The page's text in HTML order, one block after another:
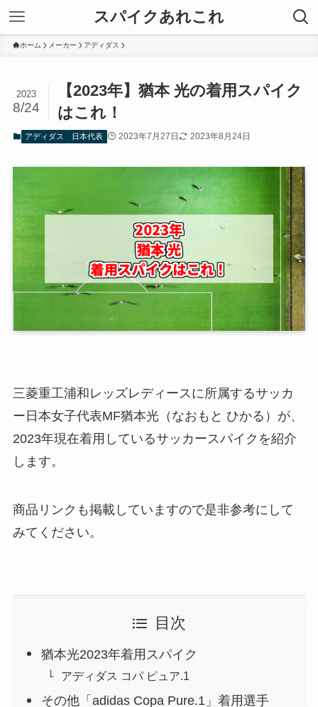
スパイクあれこれ
ホーム メーカー アディダス
【2023年】猶本 光の着用スパイク
はこれ！
2023
8/24
アディダス 日本代表 2023年7月27日 2023年8月24日
三菱重工浦和レッズレディースに所属するサッカ
ー日本女子代表MF猶本光（なおもと ひかる）が、
2023年現在着用しているサッカースパイクを紹介
します。
商品リンクも掲載していますので是非参考にして
みてください。
目次
猶本光2023年着用スパイク
アディダス コパ ピュア.1
その他「adidas Copa Pure.1」着用選手